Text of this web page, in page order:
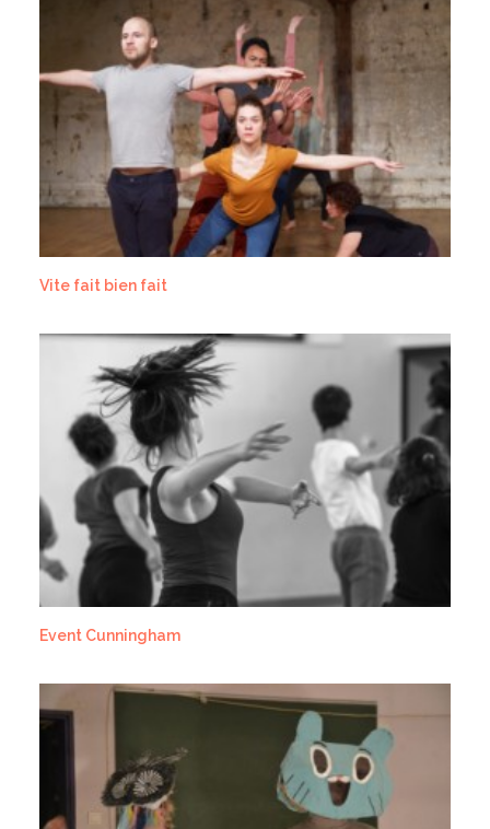
Vite fait bien fait
Event Cunningham